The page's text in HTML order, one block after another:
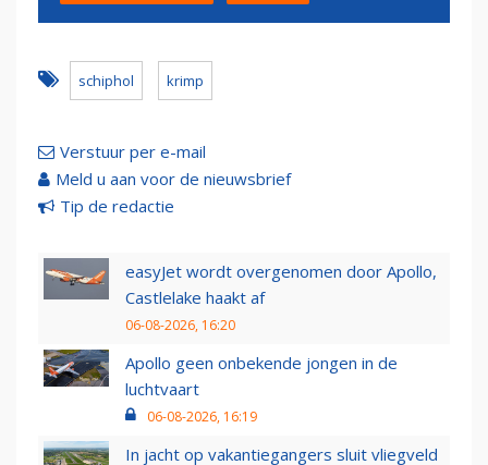
schiphol krimp
Verstuur per e-mail
Meld u aan voor de nieuwsbrief
Tip de redactie
easyJet wordt overgenomen door Apollo,
Castlelake haakt af
06-08-2026, 16:20
Apollo geen onbekende jongen in de
luchtvaart
06-08-2026, 16:19
In jacht op vakantiegangers sluit vliegveld